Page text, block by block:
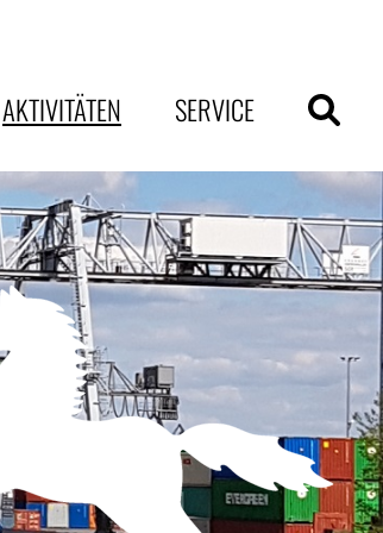
AKTIVITÄTEN SERVICE